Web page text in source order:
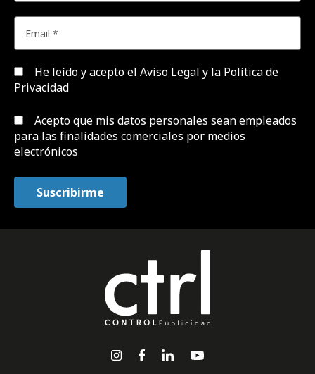
He leído y acepto el Aviso Legal y la Política de
Privacidad
Acepto que mis datos personales sean empleados
para las finalidades comerciales por medios
electrónicos